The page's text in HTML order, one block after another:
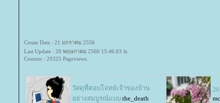
Create Date : 21 มกราคม 2556
Last Update : 20 พฤษภาคม 2560 15:46:03 น.
Counter : 20325 Pageviews.
วัสดุที่ตอบโจทย์เจ้าของบ้าน
อย่างสมบูรณ์แบบ the_death